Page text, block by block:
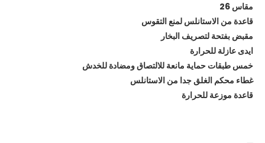
مقاس 26
قاعدة من الاستانلس لمنع التقوس
مقبض بفتحة لتصريف البخار
ايدى عازلة للحرارة
خمس طبقات حماية مانعة للالتصاق ومضادة للخدش
غطاء محكم الغلق جدا من الاستانلس
قاعدة موزعة للحرارة